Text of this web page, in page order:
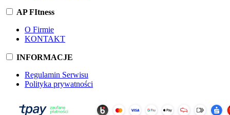
AP FItness
O Firmie
KONTAKT
INFORMACJE
Regulamin Serwisu
Polityka prywatności